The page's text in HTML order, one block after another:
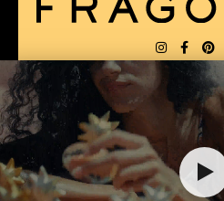
CONSEGNA: FR